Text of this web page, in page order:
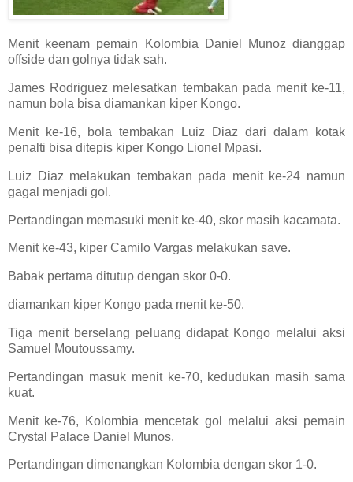
Menit keenam pemain Kolombia Daniel Munoz dianggap
offside dan golnya tidak sah.
James Rodriguez melesatkan tembakan pada menit ke-11,
namun bola bisa diamankan kiper Kongo.
Menit ke-16, bola tembakan Luiz Diaz dari dalam kotak
penalti bisa ditepis kiper Kongo Lionel Mpasi.
Luiz Diaz melakukan tembakan pada menit ke-24 namun
gagal menjadi gol.
Pertandingan memasuki menit ke-40, skor masih kacamata.
Menit ke-43, kiper Camilo Vargas melakukan save.
Babak pertama ditutup dengan skor 0-0.
diamankan kiper Kongo pada menit ke-50.
Tiga menit berselang peluang didapat Kongo melalui aksi
Samuel Moutoussamy.
Pertandingan masuk menit ke-70, kedudukan masih sama
kuat.
Menit ke-76, Kolombia mencetak gol melalui aksi pemain
Crystal Palace Daniel Munos.
Pertandingan dimenangkan Kolombia dengan skor 1-0.